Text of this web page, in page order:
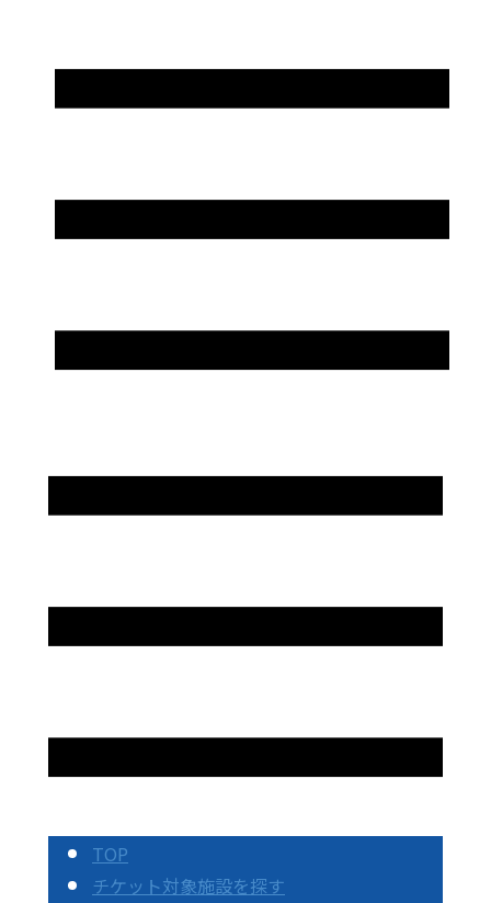
TOP
チケット対象施設を探す